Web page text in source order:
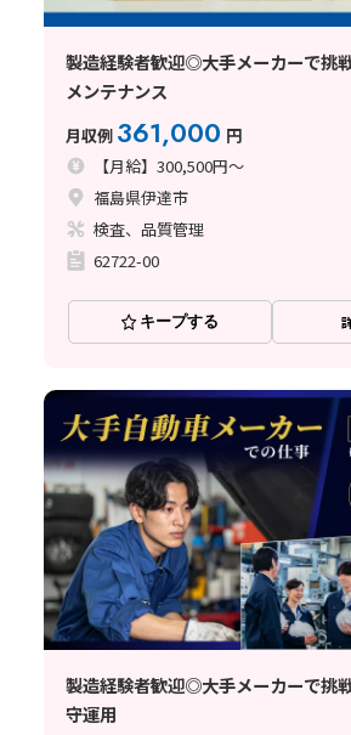
製造経験者歓迎◎大手メーカーで挑
メンテナンス
月収例 361,000 円
【月給】300,500円～
福島県伊達市
検査、品質管理
62722-00
キープする
製造経験者歓迎◎大手メーカーで挑
守運用